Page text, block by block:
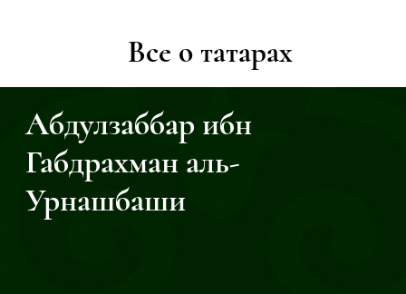
Все о татарах
Абдулзаббар ибн
Габдрахман аль-
Урнашбаши